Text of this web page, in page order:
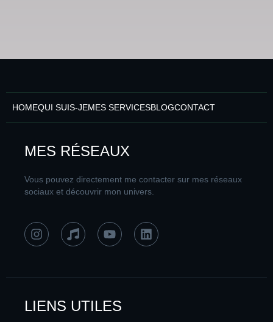
HOMEQUI SUIS-JEMES SERVICESBLOGCONTACT
MES RÉSEAUX
Vous pouvez directement me contacter sur mes réseaux
sociaux et découvrir mon univers.
LIENS UTILES